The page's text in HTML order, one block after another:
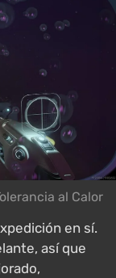
al Calor
en sí.
así que